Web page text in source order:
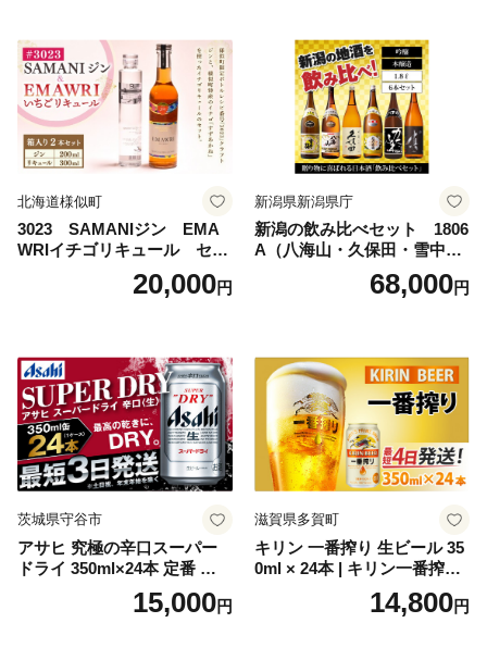
uper dry 11回 缶ビール 缶 ギ
フト 内祝い 茨城県守谷市 送
料無料
北海道様似町
3023 SAMANIジン EMA
WRIイチゴリキュール セッ
ト（箱入り）【大人の味 酒
お酒 洋酒 スピリッツ クラフ
セット 詰め合わせ カクテル
ソーダ割り アルコール ロッ
ク ソーダ ジントニック 】
20,000円
新潟県新潟県庁
新潟の飲み比べセット 1806
A（八海山・久保田・雪中
梅・越乃寒梅・かたふね・千
68,000円
茨城県守谷市
アサヒ 究極の辛口スーパー
ドライ 350ml×24本 定番 ビー
ル 缶ビール 酒 お酒 アルコー
15,000円
滋賀県多賀町
キリン 一番搾り 生ビール 35
0ml × 24本 | キリン一番搾り
キリンビール 一番搾り ビー
ル 24缶 きりんいちばんしぼ
14,800円